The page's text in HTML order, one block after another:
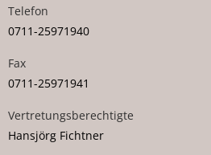
Telefon
0711-25971940
Fax
0711-25971941
Vertretungsberechtigte
Hansjörg Fichtner